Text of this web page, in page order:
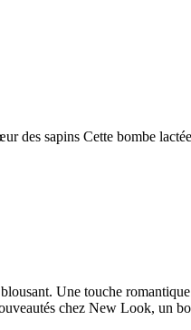
des sapins Cette bombe
blousant. Une touche
chez New Look, un